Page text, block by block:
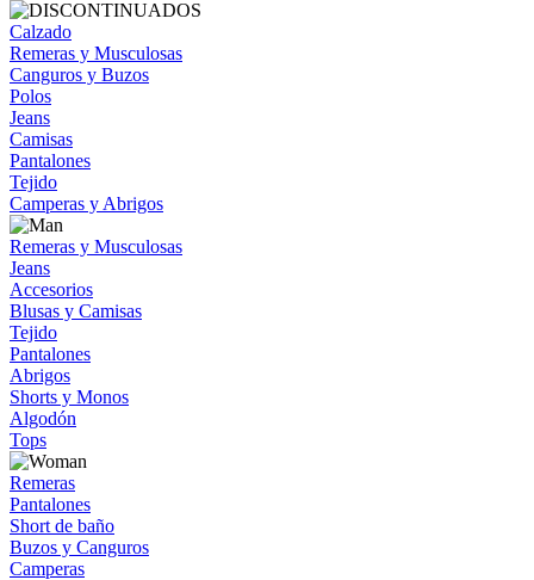
Calzado
Remeras y Musculosas
Canguros y Buzos
Polos
Jeans
Camisas
Pantalones
Tejido
Camperas y Abrigos
Remeras y Musculosas
Jeans
Accesorios
Blusas y Camisas
Tejido
Pantalones
Abrigos
Shorts y Monos
Algodón
Tops
Remeras
Pantalones
Short de baño
Buzos y Canguros
Camperas